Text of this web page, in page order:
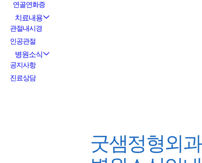
연골연화증
치료내용
관절내시경
인공관절
병원소식
공지사항
진료상담
굿샘정형외과